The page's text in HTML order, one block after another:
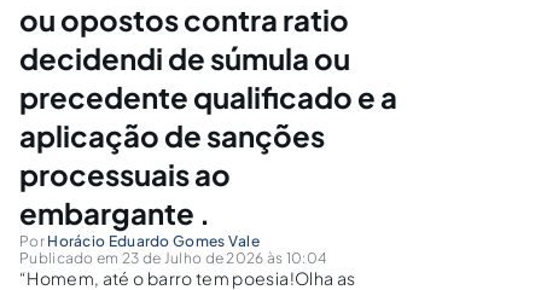
ou opostos contra ratio
decidendi de súmula ou
precedente qualificado e a
aplicação de sanções
processuais ao
embargante .
Por Horácio Eduardo Gomes Vale
Publicado em 23 de Julho de 2026 às 10:04
“Homem, até o barro tem poesia!Olha as